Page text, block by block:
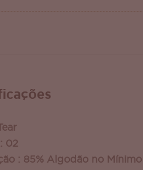
02
: 85% Algodão no Mínimo